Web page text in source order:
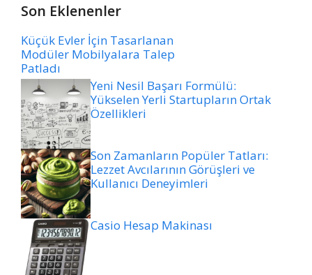
Son Eklenenler
Küçük Evler İçin Tasarlanan
Modüler Mobilyalara Talep
Patladı
Yeni Nesil Başarı Formülü:
Yükselen Yerli Startupların Ortak
Özellikleri
Son Zamanların Popüler Tatları:
Lezzet Avcılarının Görüşleri ve
Kullanıcı Deneyimleri
Casio Hesap Makinası